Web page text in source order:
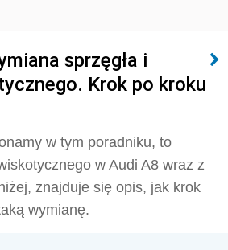
sprzęgła i
Krok po kroku
w tym poradniku, to
w Audi A8 wraz z
znajduje się opis, jak krok
wymianę.